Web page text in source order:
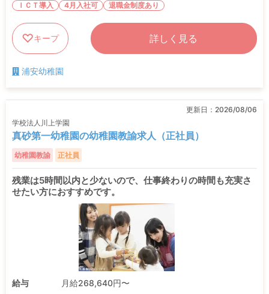
ＩＣＴ導入
4月入社可 退職金制度あり
キープ 詳しく見る
浦安幼稚園
更新日： 2026/08/06
学校法人川上学園
真砂第一幼稚園の幼稚園教諭求人（正社員）
幼稚園教諭 正社員
残業は5時間以内と少ないので、仕事終わりの時間も充実さ
せたい方におすすめです。
給与
月給268,640円〜